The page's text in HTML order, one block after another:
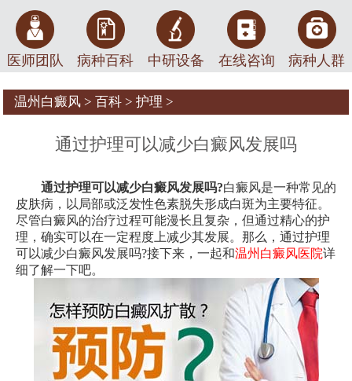
医师团队 病种百科 中研设备 在线咨询 病种人群
温州白癜风> 百科> 护理 >
通过护理可以减少白癜风发展吗
通过护理可以减少白癜风发展吗?白癜风是一种常见的
皮肤病，以局部或泛发性色素脱失形成白斑为主要特征。
尽管白癜风的治疗过程可能漫长且复杂，但通过精心的护
理，确实可以在一定程度上减少其发展。那么，通过护理
可以减少白癜风发展吗?接下来，一起和温州白癜风医院详
细了解一下吧。